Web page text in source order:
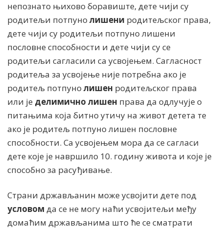
непознато њихово боравиште, дете чији су
родитељи потпуно лишени родитељског права,
дете чији су родитељи потпуно лишени
пословне способности и дете чији су се
родитељи сагласили са усвојењем. Сагласност
родитеља за усвојење није потребна ако је
родитељ потпуно лишен родитељског права
или је делимично лишен права да одлучује о
питањима која битно утичу на живот детета те
ако је родитељ потпуно лишен пословне
способности. Са усвојењем мора да се сагласи
дете које је навршило 10. годину живота и које је
способно за расуђивање.
Страни држављанин може усвојити дете под
условом да се не могу наћи усвојитељи међу
домаћим држављанима што ће се сматрати